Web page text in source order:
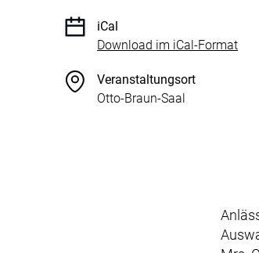
iCal
Download im iCal-Format, 1
Veranstaltungsort
Otto-Braun-Saal